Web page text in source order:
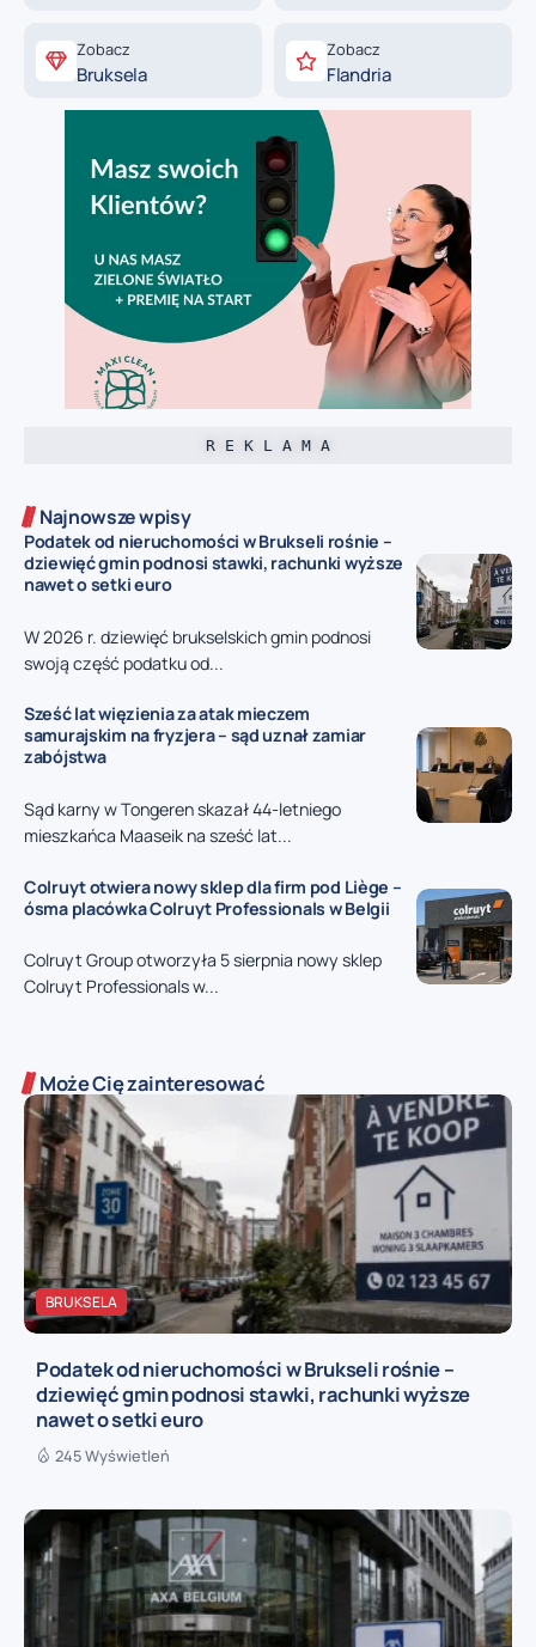
Zobacz
Bruksela
Zobacz
Flandria
R E K L A M A
Najnowsze wpisy
Podatek od nieruchomości w Brukseli rośnie –
dziewięć gmin podnosi stawki, rachunki wyższe
nawet o setki euro
W 2026 r. dziewięć brukselskich gmin podnosi
swoją część podatku od...
Sześć lat więzienia za atak mieczem
samurajskim na fryzjera – sąd uznał zamiar
zabójstwa
Sąd karny w Tongeren skazał 44-letniego
mieszkańca Maaseik na sześć lat...
Colruyt otwiera nowy sklep dla firm pod Liège –
ósma placówka Colruyt Professionals w Belgii
Colruyt Group otworzyła 5 sierpnia nowy sklep
Colruyt Professionals w...
Może Cię zainteresować
BRUKSELA
Podatek od nieruchomości w Brukseli rośnie –
dziewięć gmin podnosi stawki, rachunki wyższe
nawet o setki euro
245 Wyświetleń